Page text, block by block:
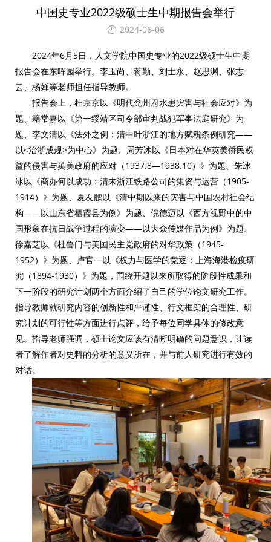
中国史专业2022级硕士生中期报告会举行
2024-06-06
2024年6月5日，人文学院中国史专业的2022级硕士生中期
报告会在东晖园举行。李玉尚、蒋勤、刘士永、赵思渊、张志
云、杨婵等老师担任指导教师。
报告会上，杜京京以《明代兖州府水患灾害与社会应对》为
题、籍常嘉以《第一绥靖区司令部审判战犯军事法庭研究》为
题、李文清以《法外之例：清中叶浙江的地方赋税条例研究——
以<治浙成规>为中心》为题、周芳冰以《日本对在华英美侨民权
益的侵害与英美政府的应对（1937.8—1938.10）》为题、朱冰
冰以《商办何以成功：清末浙江铁路公司的集资与运营（1905-
1914）》为题、夏友鹏以《清中期以来的灾害与中国农村社会结
构——以山东省栖霞县为例》为题、倪德迈以《西方视野中的中
国形象在抗日战争过程的演变——以大众传媒作品为例》为题、
徐嘉芝以《杜鲁门与美国民主党政府的对华政策（1945-
1952）》为题、卢官一以《权力与医学的竞逐：上海海港检疫研
究（1894-1930）》为题，围绕开题以来所取得的阶段性成果和
下一阶段的研究计划两个方面介绍了自己的学位论文研究工作。
指导教师就研究内容的创新性和严谨性、行文框架的合理性、研
究计划的可行性等方面进行点评，给予每位同学具体的修改意
见。指导老师强调，硕士论文应该有清晰明确的问题意识，让读
者了解作者对史料的分析的意义所在，并与前人研究进行有效的
对话。